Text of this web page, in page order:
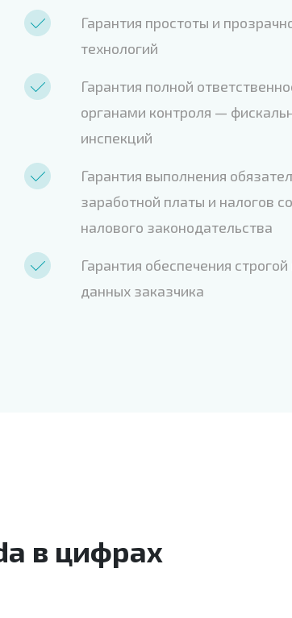
Гарантия простоты и
технологий
Гарантия полной
органами контроля —
инспекций
Гарантия выполнения
заработной платы и налогов
налового законодательства
Гарантия обеспечения
данных заказчика
в цифрах